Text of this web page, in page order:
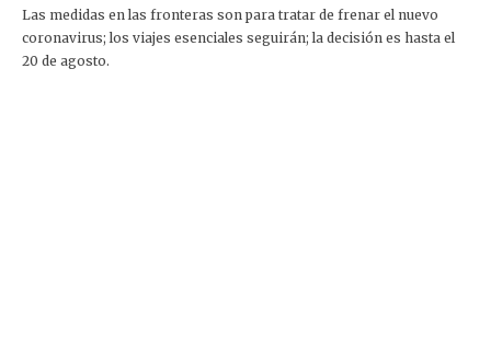
Las medidas en las fronteras son para tratar de frenar el nuevo
coronavirus; los viajes esenciales seguirán; la decisión es hasta el
20 de agosto.